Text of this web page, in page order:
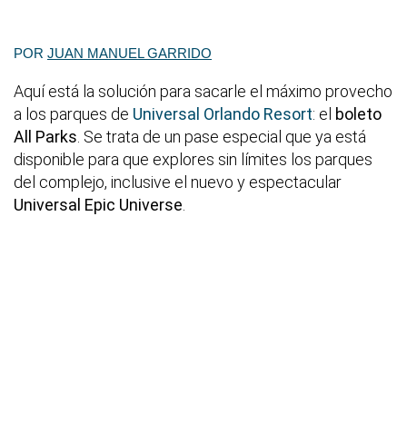
POR JUAN MANUEL GARRIDO
Aquí está la solución para sacarle el máximo provecho
a los parques de Universal Orlando Resort: el boleto
All Parks . Se trata de un pase especial que ya está
disponible para que explores sin límites los parques
del complejo, inclusive el nuevo y espectacular
Universal Epic Universe